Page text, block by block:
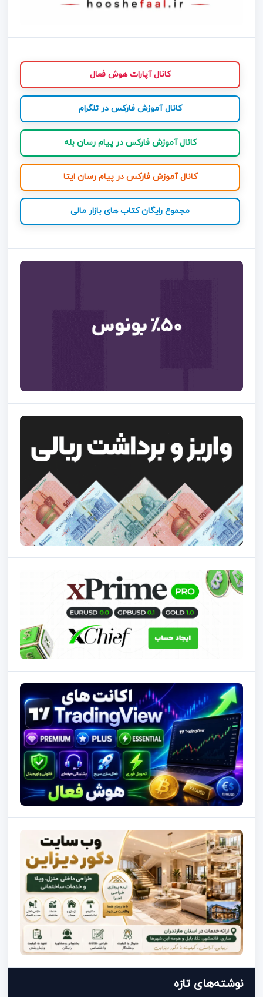
کانال آپارات هوش فعال
کانال آموزش فارکس در تلگرام
کانال آموزش فارکس در پیام رسان بله
کانال آموزش فارکس در پیام رسان ایتا
مجموع رایگان کتاب های بازار مالی
نوشته‌های تازه